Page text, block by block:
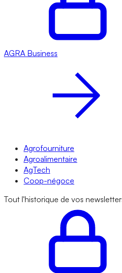
AGRA Business
Agrofourniture
Agroalimentaire
AgTech
Coop-négoce
Tout l'historique de vos